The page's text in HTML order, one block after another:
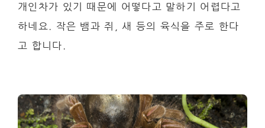
개인차가 있기 때문에 어떻다고 말하기 어렵다고
하네요. 작은 뱀과 쥐, 새 등의 육식을 주로 한다
고 합니다.